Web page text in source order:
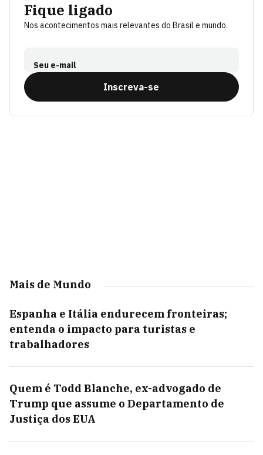
Fique ligado
Nos acontecimentos mais relevantes do Brasil e mundo.
Seu e-mail
Inscreva-se
Mais de Mundo
Espanha e Itália endurecem fronteiras;
entenda o impacto para turistas e
trabalhadores
Quem é Todd Blanche, ex-advogado de
Trump que assume o Departamento de
Justiça dos EUA